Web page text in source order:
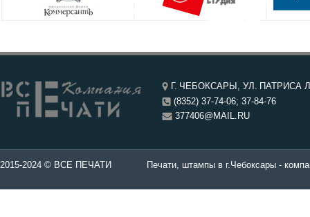
Г. ЧЕБОКСАРЫ, УЛ. ПАТРИСА
(8352) 37-74-06; 37-84-76
377406@MAIL.RU
в Чебоксары. Печати, штампы в г.Чебоксары -
2015-2024 © ВСЕ ПЕЧАТИ